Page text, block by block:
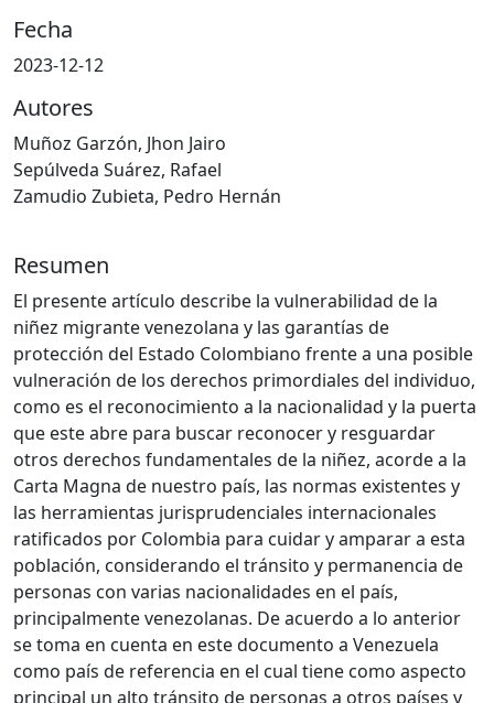
Fecha
2023-12-12
Autores
Muñoz Garzón, Jhon Jairo
Sepúlveda Suárez, Rafael
Zamudio Zubieta, Pedro Hernán
Resumen
El presente artículo describe la vulnerabilidad de la
niñez migrante venezolana y las garantías de
protección del Estado Colombiano frente a una posible
vulneración de los derechos primordiales del individuo,
como es el reconocimiento a la nacionalidad y la puerta
que este abre para buscar reconocer y resguardar
otros derechos fundamentales de la niñez, acorde a la
Carta Magna de nuestro país, las normas existentes y
las herramientas jurisprudenciales internacionales
ratificados por Colombia para cuidar y amparar a esta
población, considerando el tránsito y permanencia de
personas con varias nacionalidades en el país,
principalmente venezolanas. De acuerdo a lo anterior
se toma en cuenta en este documento a Venezuela
como país de referencia en el cual tiene como aspecto
principal un alto tránsito de personas a otros países y